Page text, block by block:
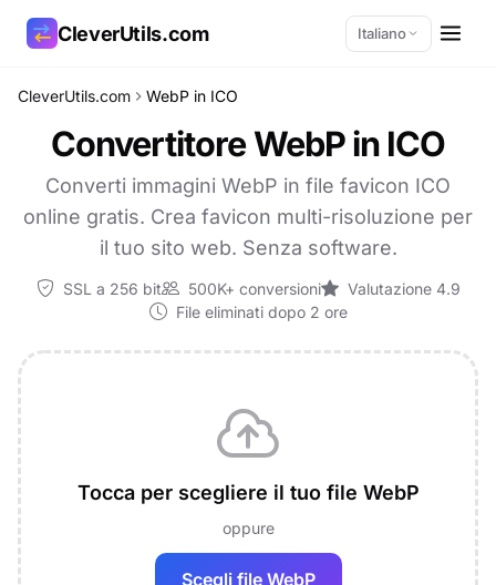
CleverUtils.com Italiano
CleverUtils.com WebP in ICO
Convertitore WebP in ICO
Converti immagini WebP in file favicon ICO
online gratis. Crea favicon multi-risoluzione per
il tuo sito web. Senza software.
SSL a 256 bit 500K+ conversioni
Valutazione 4.9
File eliminati dopo 2 ore
Tocca per scegliere il tuo file WebP
oppure
Scegli file WebP
Copia link